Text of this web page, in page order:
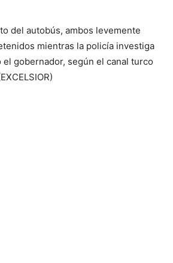
del autobús, ambos levemente
mientras la policía investiga
gobernador, según el canal turco